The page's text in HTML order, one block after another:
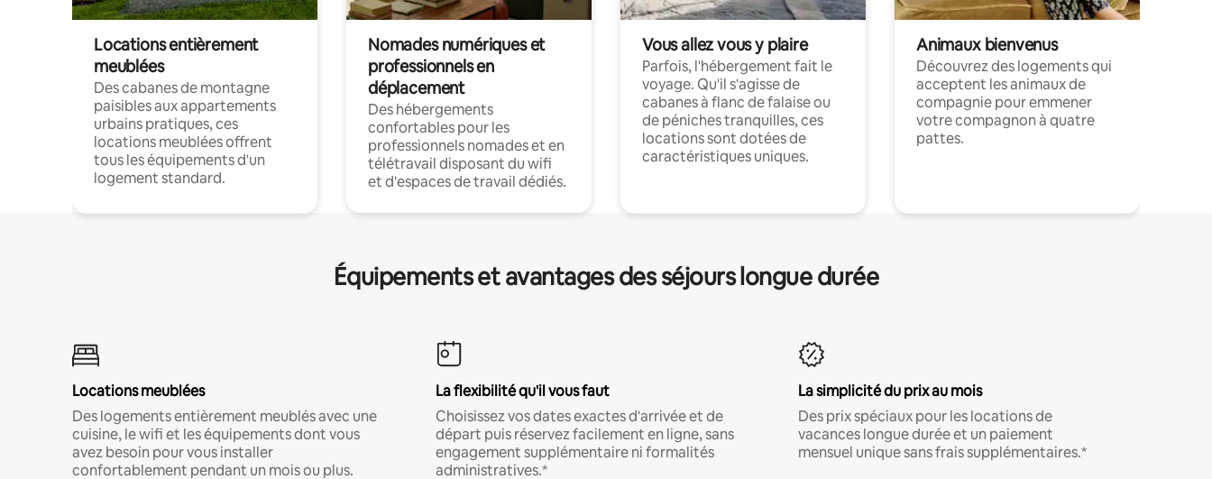
Locations entièrement
meublées
Des cabanes de montagne
paisibles aux appartements
urbains pratiques, ces
locations meublées offrent
tous les équipements d'un
logement standard.
Nomades numériques et
professionnels en
déplacement
Des hébergements
confortables pour les
professionnels nomades et en
télétravail disposant du wifi
et d'espaces de travail dédiés.
Vous allez vous y plaire
Parfois, l'hébergement fait le
voyage. Qu'il s'agisse de
cabanes à flanc de falaise ou
de péniches tranquilles, ces
locations sont dotées de
caractéristiques uniques.
Animaux bienvenus
Découvrez des logements qui
acceptent les animaux de
compagnie pour emmener
votre compagnon à quatre
pattes.
Équipements et avantages des séjours longue durée
Locations meublées
Des logements entièrement meublés avec une
cuisine, le wifi et les équipements dont vous
avez besoin pour vous installer
confortablement pendant un mois ou plus.
La flexibilité qu'il vous faut
Choisissez vos dates exactes d'arrivée et de
départ puis réservez facilement en ligne, sans
engagement supplémentaire ni formalités
administratives.*
La simplicité du prix au mois
Des prix spéciaux pour les locations de
vacances longue durée et un paiement
mensuel unique sans frais supplémentaires.*